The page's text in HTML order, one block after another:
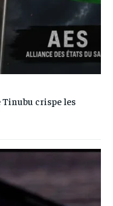
Tinubu crispe les